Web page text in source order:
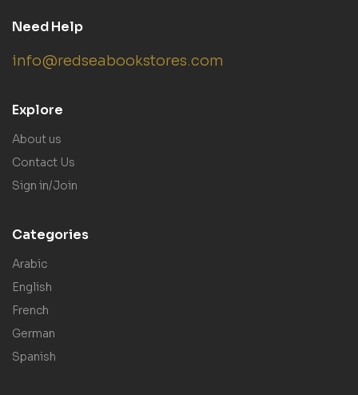
Need Help
info@redseabookstores.com
Explore
About us
Contact Us
Sign in/Join
Categories
Arabic
English
French
German
Spanish